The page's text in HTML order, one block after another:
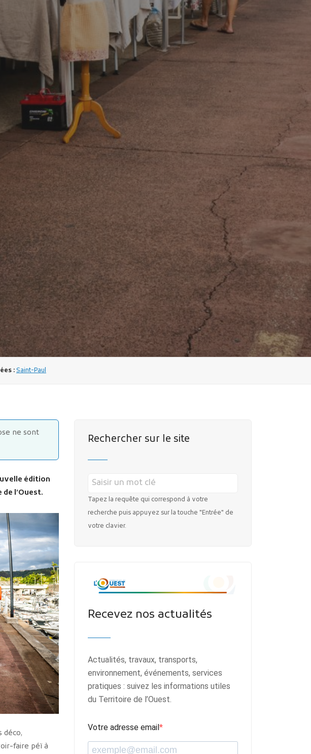
:Saint-Paul
ne sont
édition
l’Ouest.
déco,
faire péï à
Rechercher sur le site
Tapez la requête qui correspond à votre
recherche puis appuyez sur la touche "Entrée" de
votre clavier.
Recevez nos actualités
Actualités, travaux, transports,
environnement, événements, services
pratiques : suivez les informations utiles
du Territoire de l’Ouest.
Votre adresse email